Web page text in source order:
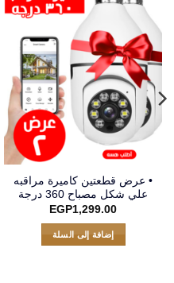
• عرض قطعتين كاميرة مراقبه
علي شكل مصباح 360 درجة
EGP1,299.00
إضافة إلى السلة